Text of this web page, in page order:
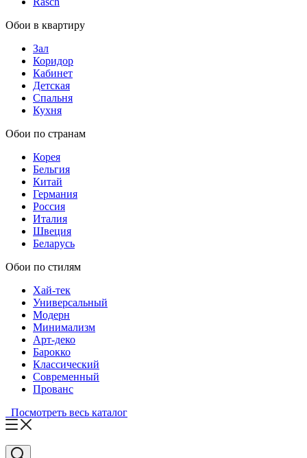
Обои в квартиру
Зал
Коридор
Кабинет
Детская
Спальня
Кухня
Обои по странам
Корея
Бельгия
Китай
Германия
Россия
Италия
Швеция
Беларусь
Обои по стилям
Хай-тек
Универсальный
Модерн
Минимализм
Арт-деко
Барокко
Классический
Современный
Прованс
Посмотреть весь каталог